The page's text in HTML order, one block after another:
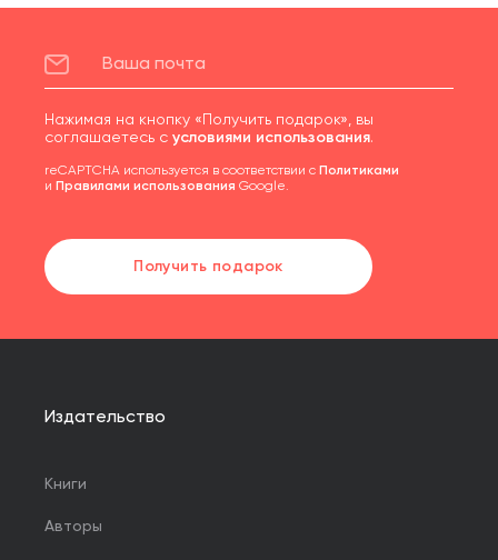
Нажимая на кнопку «Получить подарок», вы
соглашаетесь с условиями использования.
reCAPTCHA используется в соответствии с Политиками
и Правилами использования Google.
Получить подарок
Издательство
Книги
Авторы